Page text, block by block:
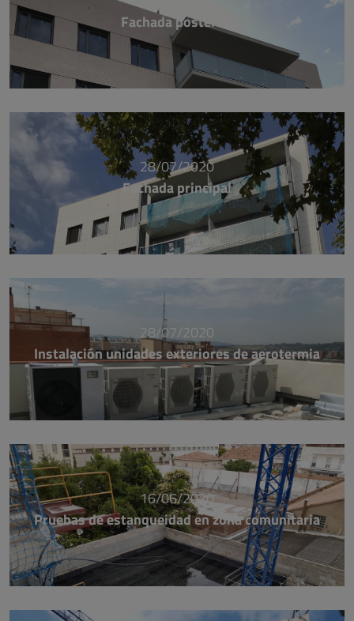
Fachada posterior
28/07/2020
Fachada principal
28/07/2020
Instalación unidades exteriores de aerotermia
16/06/2020
Pruebas de estanqueidad en zona comunitaria